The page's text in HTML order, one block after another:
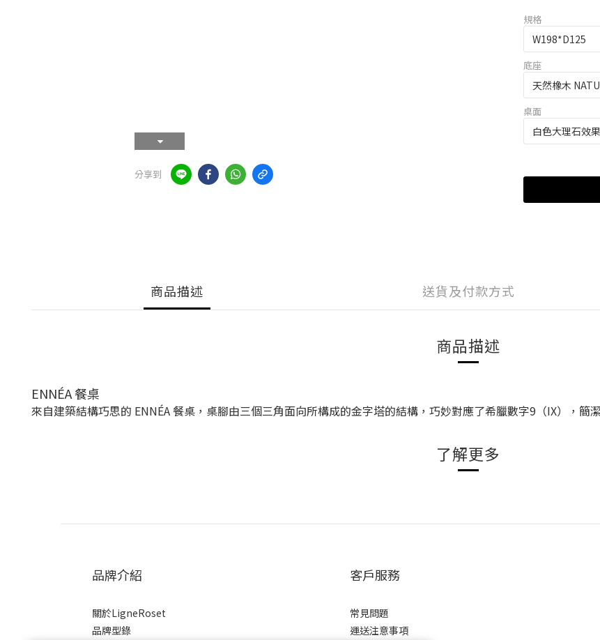
分享到
規格
底座
桌面
商品描述 送貨及付款方式
商品描述
ENNÉA 餐桌
來自建築結構巧思的 ENNÉA 餐桌，桌腳由三個三角面向所構成的金字塔的結構，巧妙對應了希臘數字9（IX），簡
了解更多
品牌介紹
關於LigneRoset
品牌型錄
客戶服務
常見問題
運送注意事項